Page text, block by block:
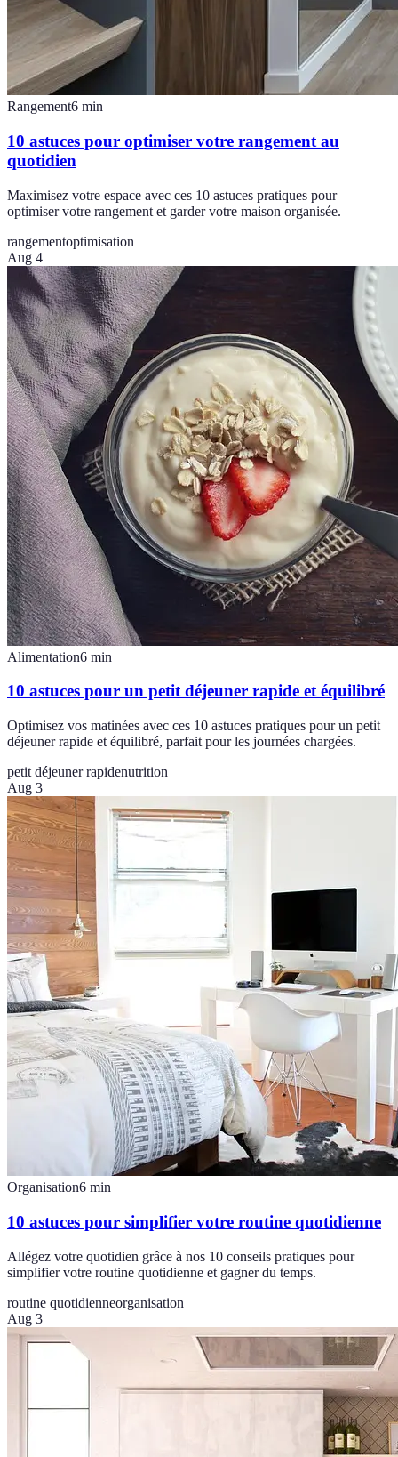
Rangement6 min
10 astuces pour optimiser votre rangement au
quotidien
Maximisez votre espace avec ces 10 astuces pratiques pour
optimiser votre rangement et garder votre maison organisée.
rangementoptimisation
Aug 4
Alimentation6 min
10 astuces pour un petit déjeuner rapide et équilibré
Optimisez vos matinées avec ces 10 astuces pratiques pour un petit
déjeuner rapide et équilibré, parfait pour les journées chargées.
petit déjeuner rapidenutrition
Aug 3
Organisation6 min
10 astuces pour simplifier votre routine quotidienne
Allégez votre quotidien grâce à nos 10 conseils pratiques pour
simplifier votre routine quotidienne et gagner du temps.
routine quotidienneorganisation
Aug 3